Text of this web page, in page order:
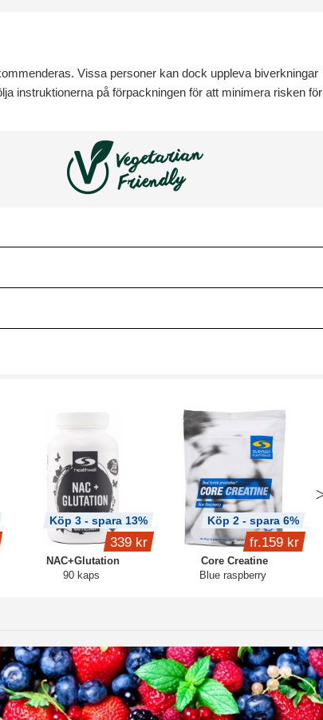
Vissa personer kan dock uppleva biverkningar
instruktionerna på förpackningen för att minimera risken för
NAC+Glutation
90 kaps
Köp 3 - spara 13%
339 kr
Core Creatine
Blue raspberry
Köp 2 - spara 6%
fr.159 kr